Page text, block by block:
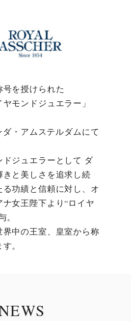
号を授けられた
モンドジュエラー」
ダ・アムステルダムにて
ジュエラーとして ダ
きと美しさを追求し続
功績と信頼に対し、オ
女王陛下より“ロイヤ
。
中の王室、皇室から称
。